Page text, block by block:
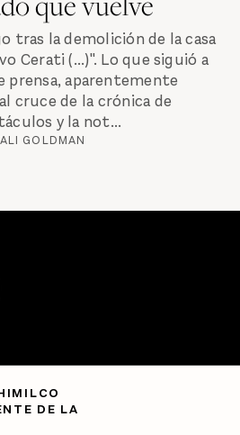
tras la demolición de la casa
Cerati (...)". Lo que siguió a
aparentemente
cruce de la crónica de
y la not...
GOLDMAN
DE LA